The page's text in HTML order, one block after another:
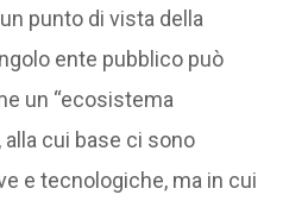
punto di vista della
ente pubblico può
un “ecosistema
cui base ci sono
e tecnologiche, ma in cui